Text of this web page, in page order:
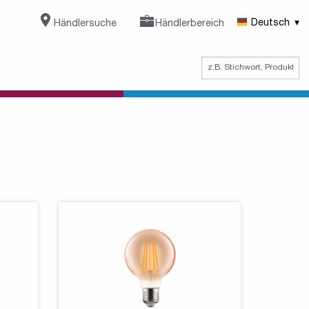
Händlersuche Händlerbereich Deutsch